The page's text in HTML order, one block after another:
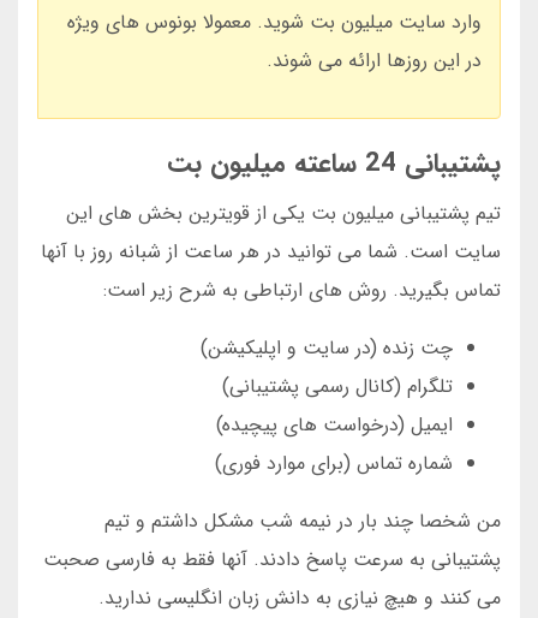
وارد سایت میلیون بت شوید. معمولا بونوس های ویژه
در این روزها ارائه می شوند.
پشتیبانی 24 ساعته میلیون بت
تیم پشتیبانی میلیون بت یکی از قویترین بخش های این
سایت است. شما می توانید در هر ساعت از شبانه روز با آنها
تماس بگیرید. روش های ارتباطی به شرح زیر است:
چت زنده (در سایت و اپلیکیشن)
تلگرام (کانال رسمی پشتیبانی)
ایمیل (درخواست های پیچیده)
شماره تماس (برای موارد فوری)
من شخصا چند بار در نیمه شب مشکل داشتم و تیم
پشتیبانی به سرعت پاسخ دادند. آنها فقط به فارسی صحبت
می کنند و هیچ نیازی به دانش زبان انگلیسی ندارید.